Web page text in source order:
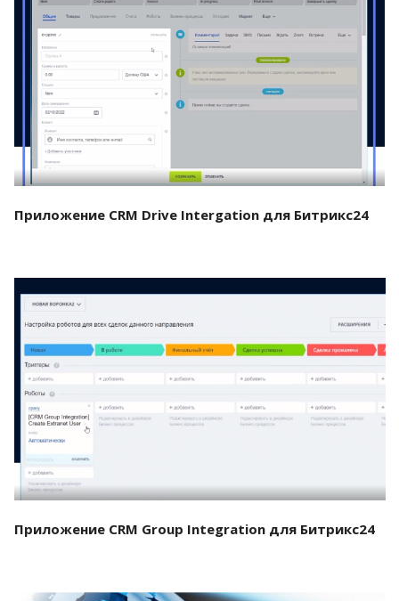
Смотреть проект
Приложение CRM Drive Intergation для Битрикс24
Смотреть проект
Приложение CRM Group Integration для Битрикс24